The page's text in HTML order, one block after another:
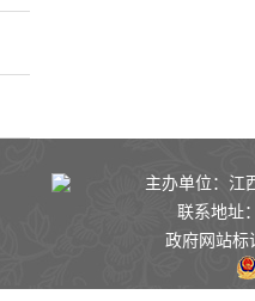
主办单位：江
联系地址
政府网站